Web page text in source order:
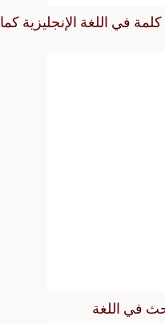
أهم 3000 كلمة في اللغة الإنجليزية
في اللغة